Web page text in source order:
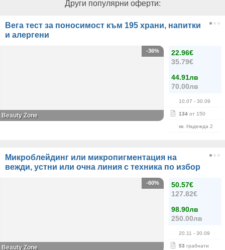
Други популярни оферти:
Вега тест за поносимост към 195 храни, напитки
и алергени
22.96€
35.79€
44.91лв
70.00лв
10.07 - 30.09
134 от 150
кв. Надежда 2
-36%
Beauty Zone
Микроблейдинг или микропигментация на
вежди, устни или очна линия с техника по избор
50.57€
127.82€
98.90лв
250.00лв
20.11 - 30.09
53 грабнати
-60%
Beauty Zone